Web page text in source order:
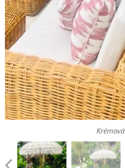
Krémová